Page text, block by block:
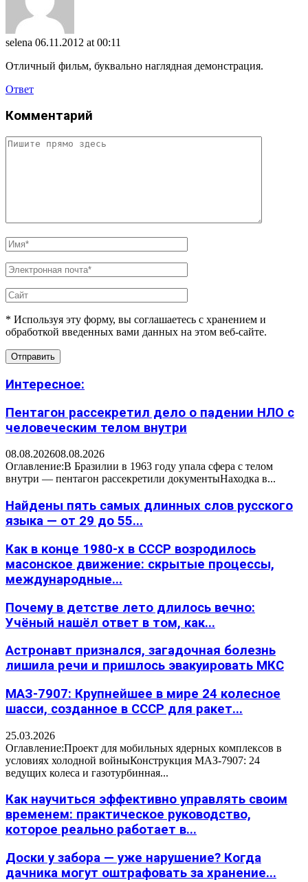
selena 06.11.2012 at 00:11
Отличный фильм, буквально наглядная демонстрация.
Ответ
Комментарий
* Используя эту форму, вы соглашаетесь с хранением и
обработкой введенных вами данных на этом веб-сайте.
Интересное:
Пентагон рассекретил дело о падении НЛО с
человеческим телом внутри
08.08.202608.08.2026
Оглавление:В Бразилии в 1963 году упала сфера с телом
внутри — пентагон рассекретили документыНаходка в...
Найдены пять самых длинных слов русского
языка — от 29 до 55...
Как в конце 1980-х в СССР возродилось
масонское движение: скрытые процессы,
международные...
Почему в детстве лето длилось вечно:
Учёный нашёл ответ в том, как...
Астронавт признался, загадочная болезнь
лишила речи и пришлось эвакуировать МКС
МАЗ-7907: Крупнейшее в мире 24 колесное
шасси, созданное в СССР для ракет...
25.03.2026
Оглавление:Проект для мобильных ядерных комплексов в
условиях холодной войныКонструкция МАЗ-7907: 24
ведущих колеса и газотурбинная...
Как научиться эффективно управлять своим
временем: практическое руководство,
которое реально работает в...
Доски у забора — уже нарушение? Когда
дачника могут оштрафовать за хранение...